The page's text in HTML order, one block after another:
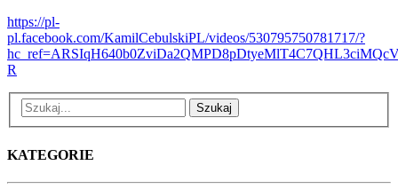
https://pl-
pl.facebook.com/KamilCebulskiPL/videos/530795750781717/?
R
Szukaj
KATEGORIE